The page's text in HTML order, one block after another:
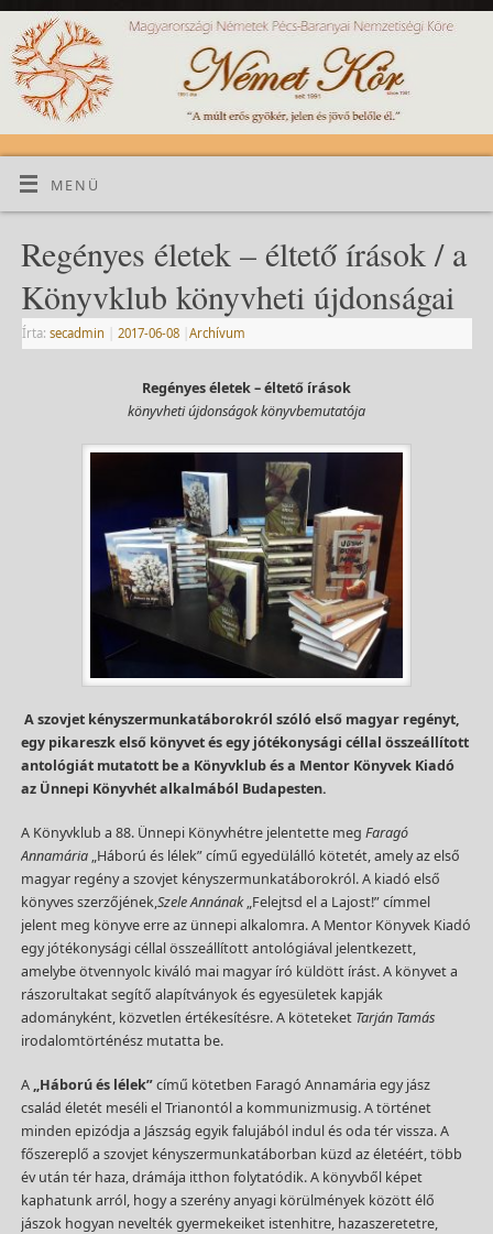
MENÜ
Regényes életek – éltető írások / a
Könyvklub könyvheti újdonságai
Írta: secadmin 2017-06-08 Archívum
Regényes életek – éltető írások
könyvheti újdonságok könyvbemutatója
A szovjet kényszermunkatáborokról szóló első magyar regényt,
egy pikareszk első könyvet és egy jótékonysági céllal összeállított
antológiát mutatott be a Könyvklub és a Mentor Könyvek Kiadó
az Ünnepi Könyvhét alkalmából Budapesten.
A Könyvklub a 88. Ünnepi Könyvhétre jelentette meg Faragó
Annamária„Háború és lélek” című egyedülálló kötetét, amely az első
magyar regény a szovjet kényszermunkatáborokról. A kiadó első
könyves szerzőjének,Szele Annának„Felejtsd el a Lajost!” címmel
jelent meg könyve erre az ünnepi alkalomra. A Mentor Könyvek Kiadó
egy jótékonysági céllal összeállított antológiával jelentkezett,
amelybe ötvennyolc kiváló mai magyar író küldött írást. A könyvet a
rászorultakat segítő alapítványok és egyesületek kapják
adományként, közvetlen értékesítésre. A köteteket Tarján Tamás
irodalomtörténész mutatta be.
A „Háború és lélek”című kötetben Faragó Annamária egy jász
család életét meséli el Trianontól a kommunizmusig. A történet
minden epizódja a Jászság egyik falujából indul és oda tér vissza. A
főszereplő a szovjet kényszermunkatáborban küzd az életéért, több
év után tér haza, drámája itthon folytatódik. A könyvből képet
kaphatunk arról, hogy a szerény anyagi körülmények között élő
jászok hogyan nevelték gyermekeiket istenhitre, hazaszeretetre,